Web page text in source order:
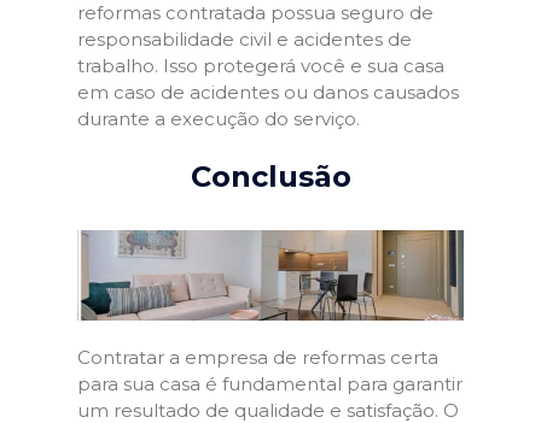
reformas contratada possua seguro de
responsabilidade civil e acidentes de
trabalho. Isso protegerá você e sua casa
em caso de acidentes ou danos causados
durante a execução do serviço.
Conclusão
Contratar a empresa de reformas certa
para sua casa é fundamental para garantir
um resultado de qualidade e satisfação. O